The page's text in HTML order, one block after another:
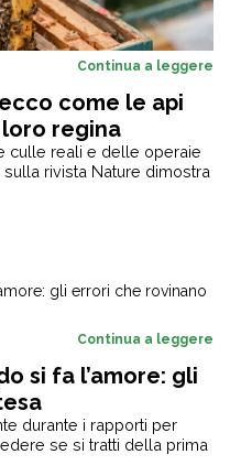
Continua a leggere
come le api
regina
culle reali e delle operaie
rivista Nature dimostra
Continua a leggere
si fa l’amore: gli
durante i rapporti per
se si tratti della prima